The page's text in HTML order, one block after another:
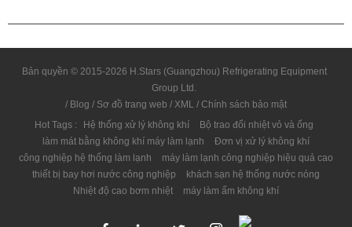
Bản quyền © 2015-2026 H.Stars (Guangzhou) Refrigerating Equipment
Group Ltd.
/ Blog / Sơ đồ trang web / XML / Chính sách bảo mật
Hot Tags :
Hệ thống xử lý không khí
Bộ trao đổi nhiệt vỏ và ống
làm mát bằng không khí máy làm lạnh
Đơn vị xử lý không khí
công nghiệp hệ thống làm lạnh
máy làm lạnh công nghiệp hiệu quả cao
thiết bị bay hơi nước công nghiệp
khách sạn hệ thống nước nóng
Nhiệt độ cao bơm nhiệt
máy làm ẩm không khí